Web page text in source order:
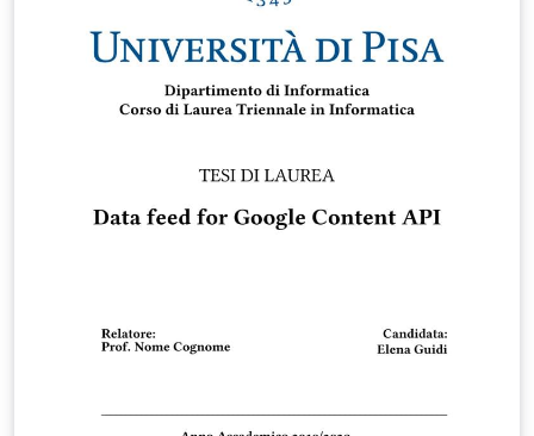
secondo gusto (e necessità) molto meglio di quanto
abbia fatto io.